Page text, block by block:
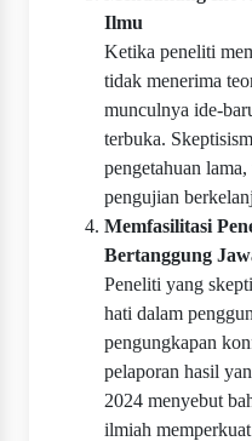
Ilmu
Ketika peneliti
tidak menerima
munculnya ide-
terbuka.
pengetahuan
pengujian
Memfasilitasi
Bertanggung
Peneliti yang
hati dalam
pengungkapan
pelaporan hasil
2024 menyebut
ilmiah